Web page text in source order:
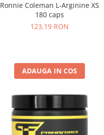
Ronnie Coleman L-Arginine XS
180 caps
123,19 RON
ADAUGA IN COS